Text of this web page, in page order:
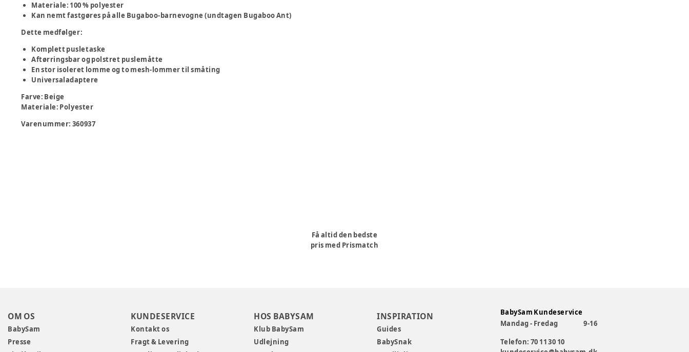
Materiale: 100 % polyester
Kan nemt fastgøres på alle Bugaboo-barnevogne (undtagen Bugaboo Ant)
Dette medfølger:
Komplett pusletaske
Aftørringsbar og polstret puslemåtte
En stor isoleret lomme og to mesh-lommer til småting
Universaladaptere
Farve: Beige
Materiale: Polyester
Varenummer: 360937
Få altid den bedste
pris med Prismatch
OM OS
BabySam
Presse
KUNDESERVICE
Kontakt os
Fragt & Levering
HOS BABYSAM
Klub BabySam
Udlejning
INSPIRATION
Guides
BabySnak
BabySam Kundeservice
Mandag - Fredag
9-16
Telefon: 70 11 30 10